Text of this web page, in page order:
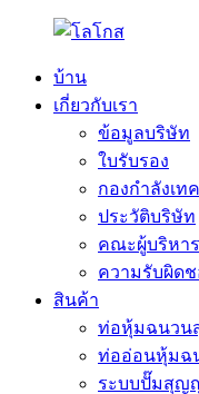
บ้าน
เกี่ยวกับเรา
ข้อมูลบริษัท
ใบรับรอง
กองกำลังเท
ประวัติบริษัท
คณะผู้บริหาร
ความรับผิด
สินค้า
ท่อหุ้มฉนวน
ท่ออ่อนหุ้มฉ
ระบบปั๊มสุญ